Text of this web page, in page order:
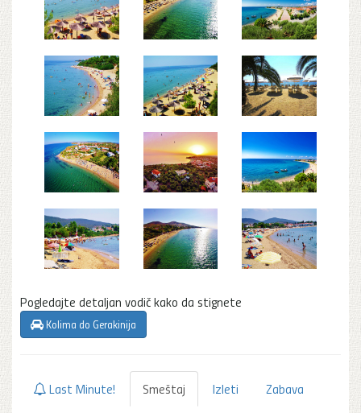
Pogledajte detaljan vodič kako da stignete
Kolima do Gerakinija
Last Minute! Smeštaj Izleti
Zabava